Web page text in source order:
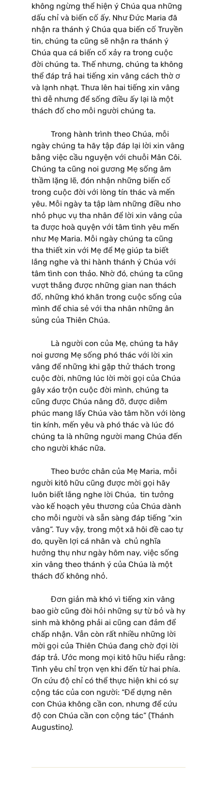
không ngừng thể hiện ý Chúa qua những
dấu chỉ và biến cố ấy. Như Đức Maria đã
nhận ra thánh ý Chúa qua biến cố Truyền
tin, chúng ta cũng sẽ nhận ra thánh ý
Chúa qua cá biến cố xảy ra trong cuộc
đời chúng ta. Thế nhưng, chúng ta không
thể đáp trả hai tiếng xin vâng cách thờ ơ
và lạnh nhạt. Thưa lên hai tiếng xin vâng
thì dễ nhưng để sống điều ấy lại là một
thách đố cho mỗi người chúng ta.
Trong hành trình theo Chúa, mỗi
ngày chúng ta hãy tập đáp lại lời xin vâng
bằng việc cầu nguyện với chuỗi Mân Côi.
Chúng ta cũng noi gương Mẹ sống âm
thầm lặng lẽ, đón nhận những biến cố
trong cuộc đời với lòng tín thác và mến
yêu. Mỗi ngày ta tập làm những điều nho
nhỏ phục vụ tha nhân để lời xin vâng của
ta được hoà quyện với tâm tình yêu mến
như Mẹ Maria. Mỗi ngày chúng ta cũng
tha thiết xin với Mẹ để Mẹ giúp ta biết
lắng nghe và thi hành thánh ý Chúa với
tâm tình con thảo. Nhờ đó, chúng ta cũng
vượt thắng được những gian nan thách
đố, những khó khăn trong cuộc sống của
mình để chia sẻ với tha nhân những ân
sủng của Thiên Chúa.
Là người con của Mẹ, chúng ta hãy
noi gương Mẹ sống phó thác với lời xin
vâng để những khi gặp thử thách trong
cuộc đời, những lúc lời mời gọi của Chúa
gây xáo trộn cuộc đời mình, chúng ta
cũng được Chúa nâng đỡ, được diễm
phúc mang lấy Chúa vào tâm hồn với lòng
tin kính, mến yêu và phó thác và lúc đó
chúng ta là những người mang Chúa đến
cho người khác nữa.
Theo bước chân của Mẹ Maria, mỗi
người kitô hữu cũng được mời gọi hãy
luôn biết lắng nghe lời Chúa, tin tưởng
vào kế hoạch yêu thương của Chúa dành
cho mỗi người và sẵn sàng đáp tiếng “xin
vâng”. Tuy vậy, trong một xã hôi đề cao tự
do, quyền lợi cá nhân và chủ nghĩa
hưởng thụ như ngày hôm nay, việc sống
xin vâng theo thánh ý của Chúa là một
thách đố không nhỏ.
Đơn giản mà khó vì tiếng xin vâng
bao giờ cũng đòi hỏi những sự từ bỏ và hy
sinh mà không phải ai cũng can đảm để
chấp nhận. Vẫn còn rất nhiều những lời
mời gọi của Thiên Chúa đang chờ đợi lời
đáp trả. Ước mong mọi kitô hữu hiểu rằng:
Tình yêu chỉ trọn vẹn khi đến từ hai phía.
Ơn cứu độ chỉ có thể thực hiện khi có sự
cộng tác của con người: “Để dựng nên
con Chúa không cần con, nhưng để cứu
độ con Chúa cần con cộng tác” (Thánh
Augustino).